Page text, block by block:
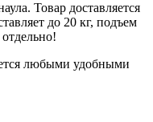
Товар доставляется
до 20 кг, подъем
любыми удобными